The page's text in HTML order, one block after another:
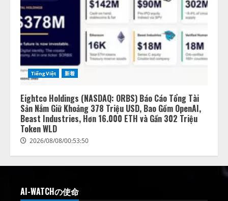
TiếngViệt 新着
Eightco Holdings (NASDAQ: ORBS) Báo Cáo Tổng Tài
Sản Nắm Giữ Khoảng 378 Triệu USD, Bao Gồm OpenAI,
Beast Industries, Hơn 16.000 ETH và Gần 302 Triệu
Token WLD
2026/08/08/00:53:50
AI-WATCHの使命